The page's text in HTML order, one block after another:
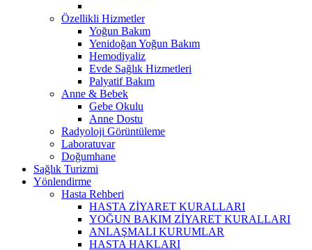
Özellikli Hizmetler
Yoğun Bakım
Yenidoğan Yoğun Bakım
Hemodiyaliz
Evde Sağlık Hizmetleri
Palyatif Bakım
Anne & Bebek
Gebe Okulu
Anne Dostu
Radyoloji Görüntüleme
Laboratuvar
Doğumhane
Sağlık Turizmi
Yönlendirme
Hasta Rehberi
HASTA ZİYARET KURALLARI
YOĞUN BAKIM ZİYARET KURALLARI
ANLAŞMALI KURUMLAR
HASTA HAKLARI